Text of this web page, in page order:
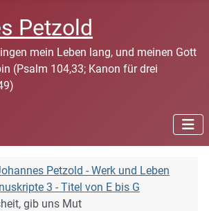
mein Leben lang, und meinen Gott
(Psalm 104,33; Kanon für drei
Petzold - Werk und Leben
3 - Titel von E bis G
gib uns Mut